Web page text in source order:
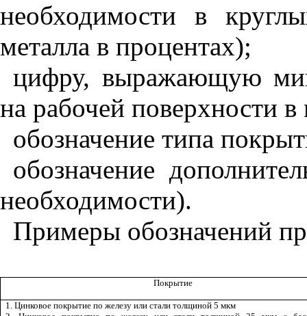
необходимости в
металла в процентах);
цифру, выражающую
на рабочей поверхности
обозначение типа
обозначение
необходимости).
Примеры обозначений
Покрытие
1. Цинковое покрытие по железу или стали толщиной 5 мкм